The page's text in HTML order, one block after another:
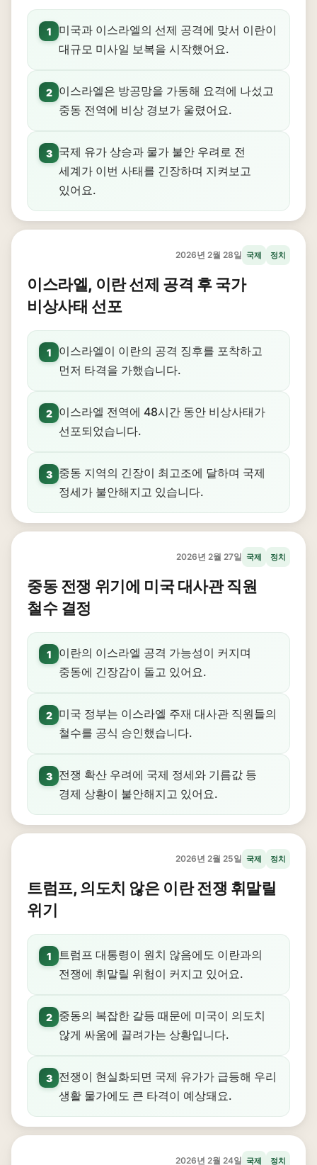
1
미국과 이스라엘의 선제 공격에 맞서 이란이
대규모 미사일 보복을 시작했어요.
2
이스라엘은 방공망을 가동해 요격에 나섰고
중동 전역에 비상 경보가 울렸어요.
3
국제 유가 상승과 물가 불안 우려로 전
세계가 이번 사태를 긴장하며 지켜보고
있어요.
2026년 2월 28일 국제 정치
이스라엘, 이란 선제 공격 후 국가
비상사태 선포
1
이스라엘이 이란의 공격 징후를 포착하고
먼저 타격을 가했습니다.
2
이스라엘 전역에 48시간 동안 비상사태가
선포되었습니다.
3
중동 지역의 긴장이 최고조에 달하며 국제
정세가 불안해지고 있습니다.
2026년 2월 27일 국제 정치
중동 전쟁 위기에 미국 대사관 직원
철수 결정
1
이란의 이스라엘 공격 가능성이 커지며
중동에 긴장감이 돌고 있어요.
2
미국 정부는 이스라엘 주재 대사관 직원들의
철수를 공식 승인했습니다.
3
전쟁 확산 우려에 국제 정세와 기름값 등
경제 상황이 불안해지고 있어요.
2026년 2월 25일 국제 정치
트럼프, 의도치 않은 이란 전쟁 휘말릴
위기
1
트럼프 대통령이 원치 않음에도 이란과의
전쟁에 휘말릴 위험이 커지고 있어요.
2
중동의 복잡한 갈등 때문에 미국이 의도치
않게 싸움에 끌려가는 상황입니다.
3
전쟁이 현실화되면 국제 유가가 급등해 우리
생활 물가에도 큰 타격이 예상돼요.
2026년 2월 24일 국제 정치